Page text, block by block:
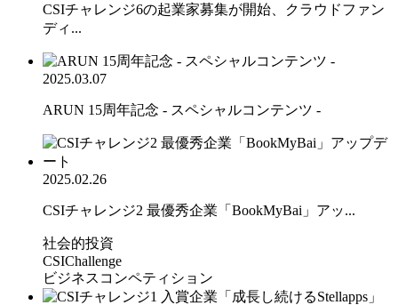
CSIチャレンジ6の起業家募集が開始、クラウドファン
ディ...
2025.03.07
ARUN 15周年記念 - スペシャルコンテンツ -
2025.02.26
CSIチャレンジ2 最優秀企業「BookMyBai」アッ...
社会的投資
CSIChallenge
ビジネスコンペティション